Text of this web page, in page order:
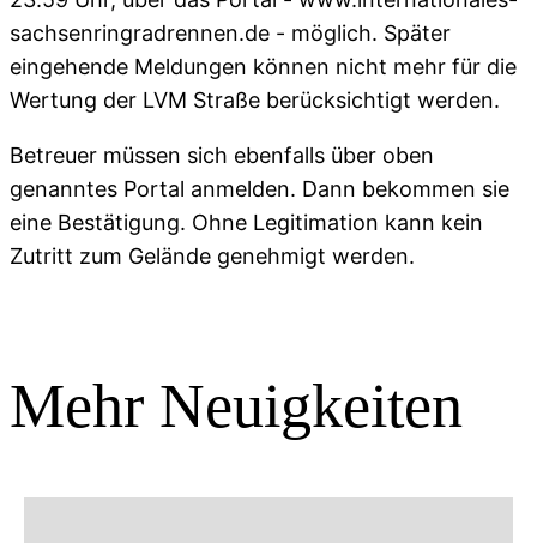
sachsenringradrennen.de - möglich. Später
eingehende Meldungen können nicht mehr für die
Wertung der LVM Straße berücksichtigt werden.
Betreuer müssen sich ebenfalls über oben
genanntes Portal anmelden. Dann bekommen sie
eine Bestätigung. Ohne Legitimation kann kein
Zutritt zum Gelände genehmigt werden.
Mehr Neuigkeiten